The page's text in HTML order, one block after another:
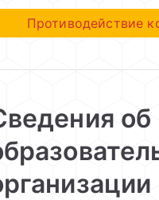
Противодействие
об